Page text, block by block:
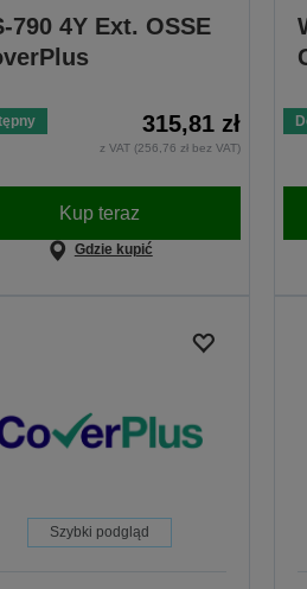
790 4Y Ext. OSSE
315,81 zł
z VAT (256,76 zł bez VAT)
Kup teraz
Gdzie kupić
Szybki podgląd